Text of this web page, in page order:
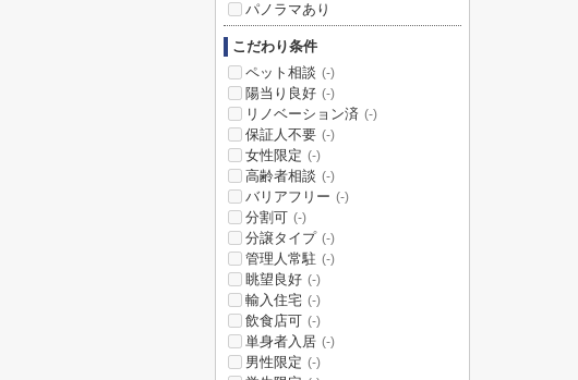
パノラマあり
こだわり条件
ペット相談 (-)
陽当り良好 (-)
リノベーション済 (-)
保証人不要 (-)
女性限定 (-)
高齢者相談 (-)
バリアフリー (-)
分割可 (-)
分譲タイプ (-)
管理人常駐 (-)
眺望良好 (-)
輸入住宅 (-)
飲食店可 (-)
単身者入居 (-)
男性限定 (-)